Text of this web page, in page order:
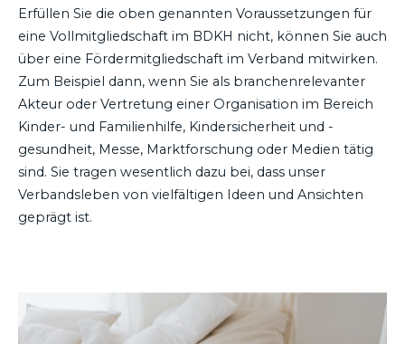
Erfüllen Sie die oben genannten Voraussetzungen für
eine Vollmitgliedschaft im BDKH nicht, können Sie auch
über eine Fördermitgliedschaft im Verband mitwirken.
Zum Beispiel dann, wenn Sie als branchenrelevanter
Akteur oder Vertretung einer Organisation im Bereich
Kinder- und Familienhilfe, Kindersicherheit und -
gesundheit, Messe, Marktforschung oder Medien tätig
sind. Sie tragen wesentlich dazu bei, dass unser
Verbandsleben von vielfältigen Ideen und Ansichten
geprägt ist.